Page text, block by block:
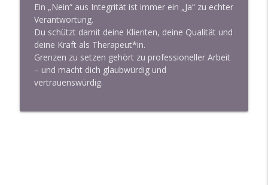
Ein „Nein“ aus Integrität ist immer ein „Ja“ zu echter
Verantwortung.
Du schützt damit deine Klienten, deine Qualität und
deine Kraft als Therapeut*in.
Grenzen zu setzen gehört zu professioneller Arbeit
– und macht dich glaubwürdig und
vertrauenswürdig.